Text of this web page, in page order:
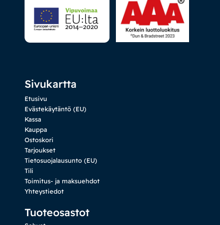
Sivukartta
Etusivu
Evästekäytäntö (EU)
Kassa
Kauppa
Ostoskori
Tarjoukset
Tietosuojalausunto (EU)
Tili
Toimitus- ja maksuehdot
Yhteystiedot
Tuoteosastot